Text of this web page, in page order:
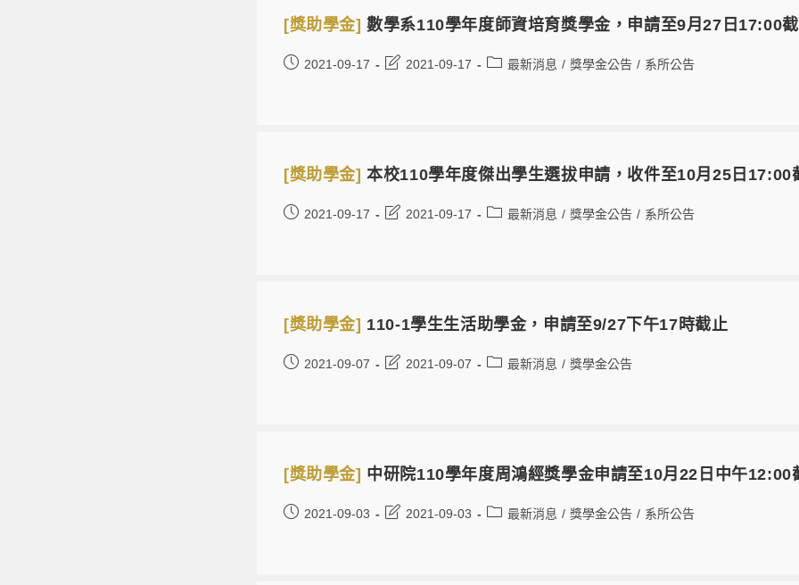
[獎助學金]數學系110學年度師資培育獎學金，申請至9月27日17:00
2021-09-17 2021-09-17 最新消息 / 獎學金公告 / 系所公告
[獎助學金]本校110學年度傑出學生選拔申請，收件至10月25日17:00
2021-09-17 2021-09-17 最新消息 / 獎學金公告 / 系所公告
[獎助學金] 110-1學生生活助學金，申請至9/27下午17時截止
2021-09-07 2021-09-07 最新消息 / 獎學金公告
[獎助學金] 中研院110學年度周鴻經獎學金申請至10月22日中午12:00
2021-09-03 2021-09-03 最新消息 / 獎學金公告 / 系所公告